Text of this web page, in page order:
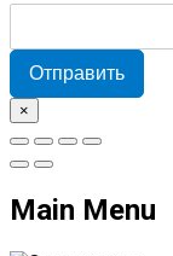
Отправить
×
Main Menu